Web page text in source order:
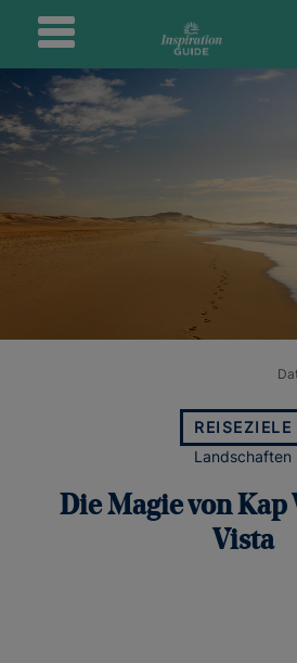
REISEZIELE
Landschaften
Die Magie von Kap
Vista